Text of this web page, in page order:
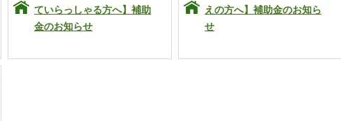
ていらっしゃる方へ】補助
金のお知らせ
えの方へ】補助金のお知ら
せ